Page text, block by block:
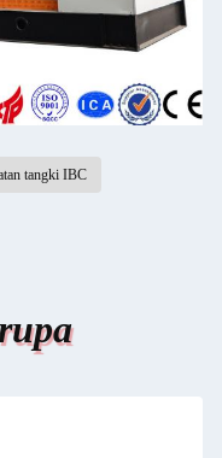
tangki IBC